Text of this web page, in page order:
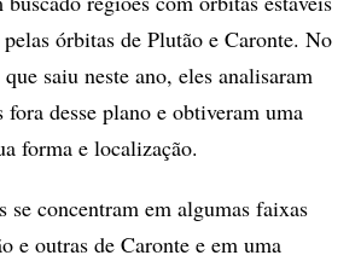
órbitas de Plutão e Caronte. No
saiu neste ano, eles analisaram
fora desse plano e obtiveram uma
forma e localização.
se concentram em algumas faixas
e outras de Caronte e em uma